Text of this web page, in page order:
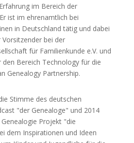
im Bereich der
ist im ehrenamtlich bei
in Deutschland tätig und dabei
bei der
für Familienkunde e.V. und
Bereich Technology für die
Genealogy Partnership.
Stimme des deutschen
"der Genealoge" und 2014
Projekt "die
dem Inspirationen und Ideen